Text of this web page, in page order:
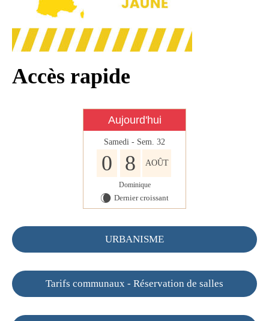
Mon village
Mes démarches
Faverolles Infos – Format
Séjourner à Faverolles
Nos Partenaires
Accès rapide
Aujourd'hui
Samedi - Sem. 32
0 8 AOÛT
Dominique
W Dernier croissant
URBANISME
Tarifs communaux - Réservation de salles